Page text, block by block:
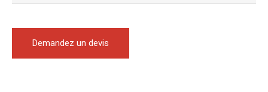
Demandez un devis